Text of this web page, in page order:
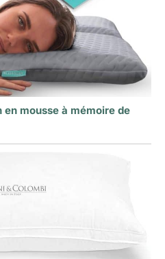
mousse à mémoire de